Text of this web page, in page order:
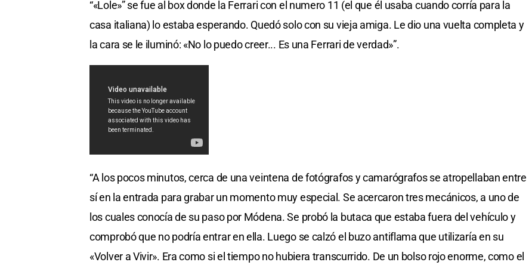
“«Lole»” se fue al box donde la Ferrari con el numero 11 (el que él usaba cuando corría para la
casa italiana) lo estaba esperando. Quedó solo con su vieja amiga. Le dio una vuelta completa y
la cara se le iluminó: «No lo puedo creer... Es una Ferrari de verdad»”.
“A los pocos minutos, cerca de una veintena de fotógrafos y camarógrafos se atropellaban entre
sí en la entrada para grabar un momento muy especial. Se acercaron tres mecánicos, a uno de
los cuales conocía de su paso por Módena. Se probó la butaca que estaba fuera del vehículo y
comprobó que no podría entrar en ella. Luego se calzó el buzo antiflama que utilizaría en su
«Volver a Vivir». Era como si el tiempo no hubiera transcurrido. De un bolso rojo enorme, como el